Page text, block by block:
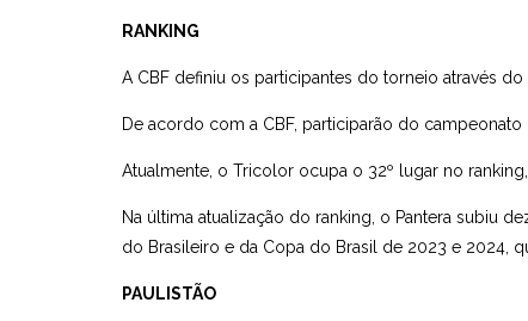
RANKING
A CBF definiu os participantes do torneio através do
De acordo com a CBF, participarão do
Atualmente, o Tricolor ocupa o 32º lugar no
Na última atualização do ranking, o Pantera subiu
do Brasileiro e da Copa do Brasil de 2023 e 2024,
PAULISTÃO